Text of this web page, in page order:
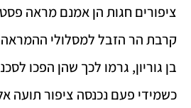
ציפורים חגות הן אמנם מראה
קרבת הר הזבל למסלולי
בן גוריון, גרמו לכך שהן הפכו
כשמידי פעם נכנסה ציפור תועה